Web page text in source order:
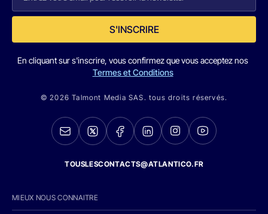
S'INSCRIRE
En cliquant sur s'inscrire, vous confirmez que vous acceptez nos
Termes et Conditions
© 2026 Talmont Media SAS. tous droits réservés.
TOUSLESCONTACTS@ATLANTICO.FR
MIEUX NOUS CONNAITRE